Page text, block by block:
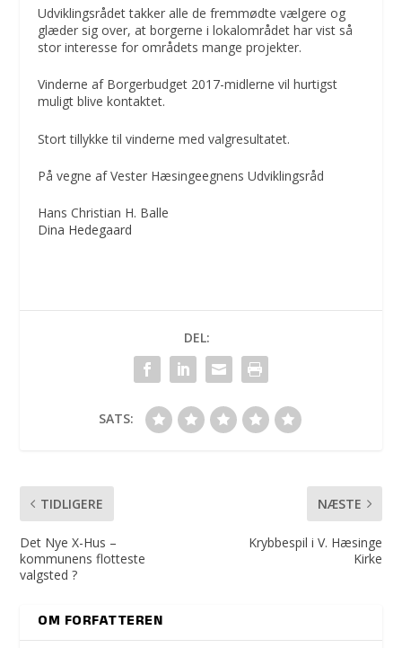
Udviklingsrådet takker alle de fremmødte vælgere og
glæder sig over, at borgerne i lokalområdet har vist så
stor interesse for områdets mange projekter.
Vinderne af Borgerbudget 2017-midlerne vil hurtigst
muligt blive kontaktet.
Stort tillykke til vinderne med valgresultatet.
På vegne af Vester Hæsingeegnens Udviklingsråd
Hans Christian H. Balle
Dina Hedegaard
DEL:
SATS:
TIDLIGERE
Det Nye X-Hus –
kommunens flotteste
valgsted ?
NÆSTE
Krybbespil i V. Hæsinge
Kirke
OM FORFATTEREN